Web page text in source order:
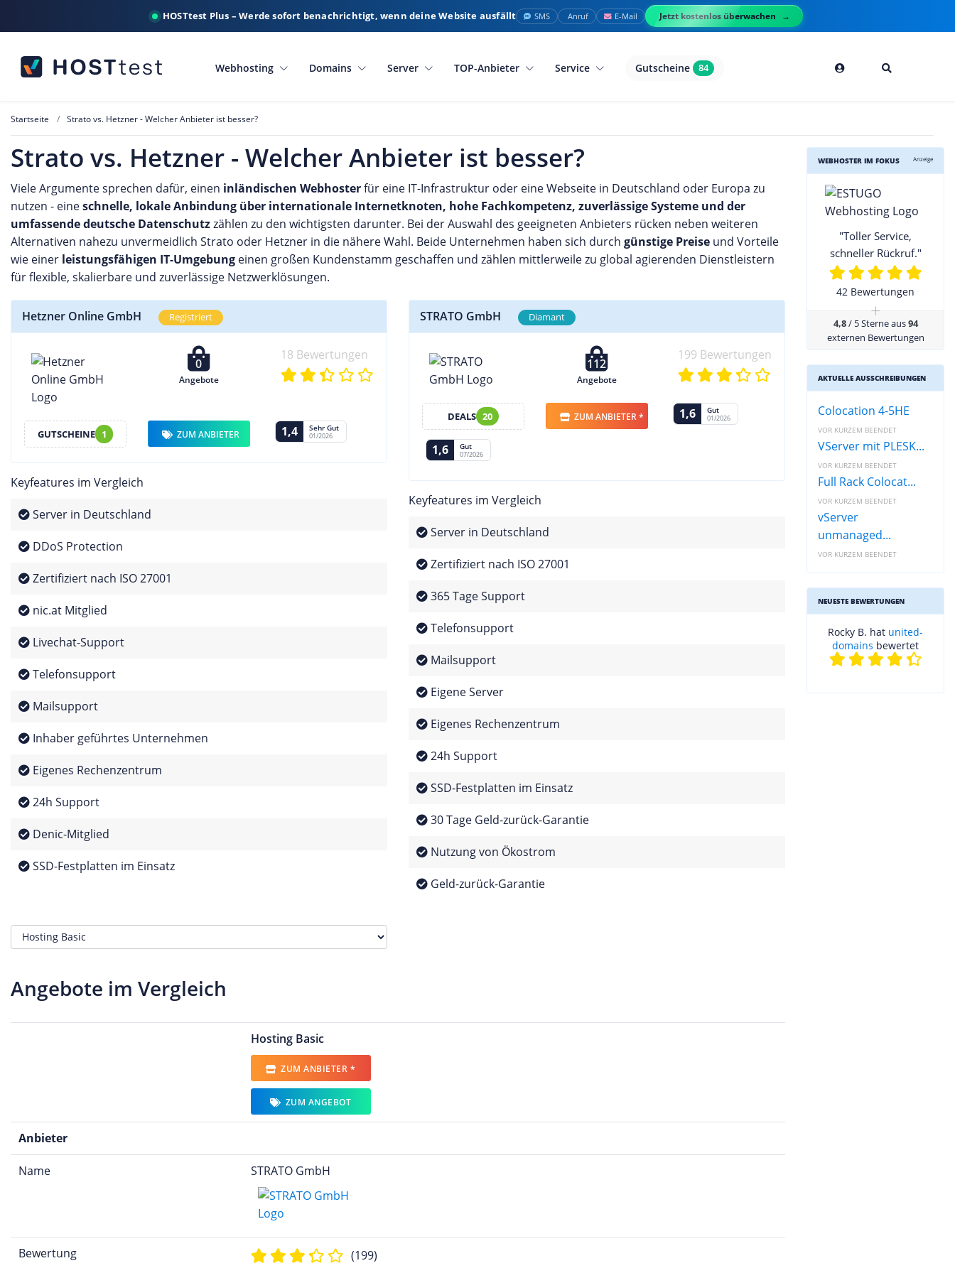
HOSTtest Plus – Werde sofort benachrichtigt, wenn deine Website ausfällt SMS Anruf E-Mail Jetzt kostenlos überwachen
Webhosting Domains Server TOP-Anbieter Service Gutscheine 84
Startseite Strato vs. Hetzner - Welcher Anbieter ist besser?
Strato vs. Hetzner - Welcher Anbieter ist besser?
Viele Argumente sprechen dafür, einen inländischen Webhosterfür eine IT-Infrastruktur oder eine Webseite in Deutschland oder Europa zu
nutzen - eineschnelle, lokale Anbindung über internationale Internetknoten, hohe Fachkompetenz, zuverlässige Systeme und der
umfassende deutsche Datenschutzzählen zu den wichtigsten darunter. Bei der Auswahl des geeigneten Anbieters rücken neben weiteren
Alternativen nahezu unvermeidlich Strato oder Hetzner in die nähere Wahl. Beide Unternehmen haben sich durch günstige Preise und Vorteile
wie einer leistungsfähigen IT-Umgebung einen großen Kundenstamm geschaffen und zählen mittlerweile zu global agierenden Dienstleistern
für flexible, skalierbare und zuverlässige Netzwerklösungen.
Hetzner Online GmbH Registriert
0
Angebote
18 Bewertungen
GUTSCHEINE 1 ZUM ANBIETER 1,4 Sehr Gut
01/2026
Keyfeatures im Vergleich
Server in Deutschland
DDoS Protection
Zertifiziert nach ISO 27001
nic.at Mitglied
Livechat-Support
Telefonsupport
Mailsupport
Inhaber geführtes Unternehmen
Eigenes Rechenzentrum
24h Support
Denic-Mitglied
SSD-Festplatten im Einsatz
STRATO GmbH Diamant
112
Angebote
199 Bewertungen
DEALS 20 ZUM ANBIETER * 1,6 Gut
01/2026
1,6 Gut
07/2026
Keyfeatures im Vergleich
Server in Deutschland
Zertifiziert nach ISO 27001
365 Tage Support
Telefonsupport
Mailsupport
Eigene Server
Eigenes Rechenzentrum
24h Support
SSD-Festplatten im Einsatz
30 Tage Geld-zurück-Garantie
Nutzung von Ökostrom
Geld-zurück-Garantie
Angebote im Vergleich
Hosting Basic
ZUM ANBIETER *
ZUM ANGEBOT
Anbieter
Name STRATO GmbH
Bewertung (199)
WEBHOSTER IM FOKUS Anzeige
"Toller Service,
schneller Rückruf."
42 Bewertungen
+
4,8/ 5 Sterne aus94
externen Bewertungen
AKTUELLE AUSSCHREIBUNGEN
Colocation 4-5HE
VOR KURZEM BEENDET
VServer mit PLESK...
VOR KURZEM BEENDET
Full Rack Colocat...
VOR KURZEM BEENDET
vServer
unmanaged...
VOR KURZEM BEENDET
NEUESTE BEWERTUNGEN
Rocky B. hat united-
domains bewertet